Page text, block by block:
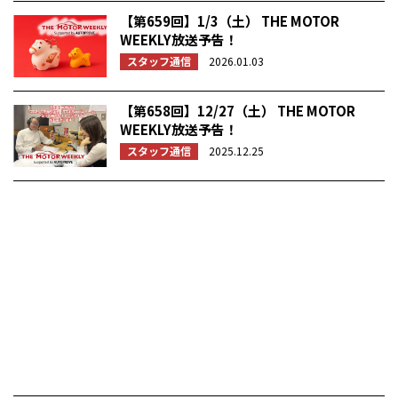
【第659回】1/3（土） THE MOTOR
WEEKLY放送予告！
スタッフ通信 2026.01.03
【第658回】12/27（土） THE MOTOR
WEEKLY放送予告！
スタッフ通信 2025.12.25